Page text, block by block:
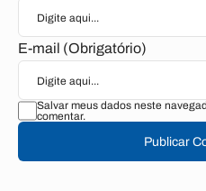
E-mail (Obrigatório)
Salvar meus dados neste
comentar.
Publicar